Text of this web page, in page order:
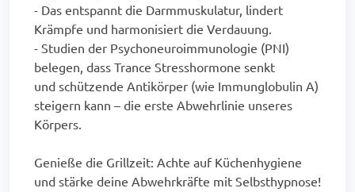
- Das entspannt die Darmmuskulatur, lindert
Krämpfe und harmonisiert die Verdauung.
- Studien der Psychoneuroimmunologie (PNI)
belegen, dass Trance Stresshormone senkt
und schützende Antikörper (wie Immunglobulin A)
steigern kann – die erste Abwehrlinie unseres
Körpers.
Genieße die Grillzeit: Achte auf Küchenhygiene
und stärke deine Abwehrkräfte mit Selbsthypnose!